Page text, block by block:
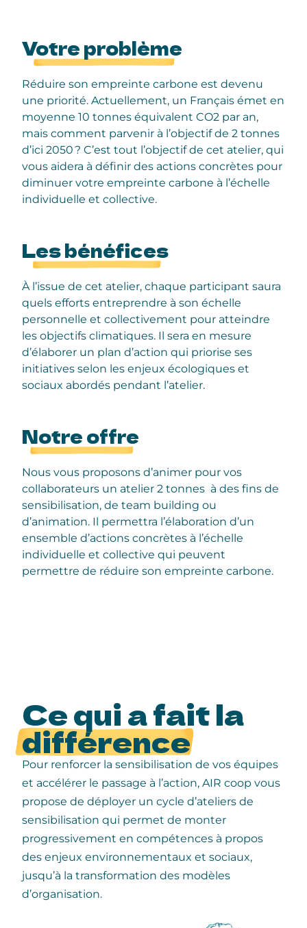
Votre problème
Réduire son empreinte carbone est devenu
une priorité. Actuellement, un Français émet en
moyenne 10 tonnes équivalent CO2 par an,
mais comment parvenir à l’objectif de 2 tonnes
d’ici 2050 ? C’est tout l’objectif de cet atelier, qui
vous aidera à définir des actions concrètes pour
diminuer votre empreinte carbone à l’échelle
individuelle et collective.
Les bénéfices
À l’issue de cet atelier, chaque participant saura
quels efforts entreprendre à son échelle
personnelle et collectivement pour atteindre
les objectifs climatiques. Il sera en mesure
d’élaborer un plan d’action qui priorise ses
initiatives selon les enjeux écologiques et
sociaux abordés pendant l’atelier.
Notre offre
Nous vous proposons d’animer pour vos
collaborateurs un atelier 2 tonnes à des fins de
sensibilisation, de team building ou
d’animation. Il permettra l’élaboration d’un
ensemble d’actions concrètes à l’échelle
individuelle et collective qui peuvent
permettre de réduire son empreinte carbone.
Ce qui a fait la
différence
Pour renforcer la sensibilisation de vos équipes
et accélérer le passage à l’action, AIR coop vous
propose de déployer un cycle d’ateliers de
sensibilisation qui permet de monter
progressivement en compétences à propos
des enjeux environnementaux et sociaux,
jusqu’à la transformation des modèles
d’organisation.